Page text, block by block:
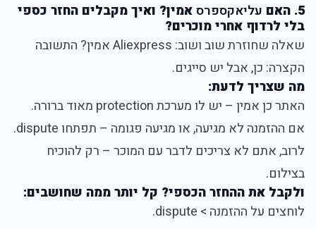
5. האם עליאקספרסאמין? ואיך מקבלים החזר כספי
בלי לרדוף אחרי מוכרים?
שאלה שחוזרת שוב ושוב: Aliexpressאמין? התשובה
הקצרה: כן, אבל יש סייגים.
מה שצריך לדעת:
האתר כן אמין – יש לו מערכת protection מאוד ברורה.
אם ההזמנה לא מגיעה, או מגיעה פגומה – תפתחו dispute.
לרוב, אתם לא צריכים לדבר עם המוכר – רק להוכיח
בצילום.
ולקבל את ההחזר הכספי? קל יותר ממה שחושבים:
לוחצים על ההזמנה > dispute.